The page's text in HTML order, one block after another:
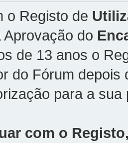
o Registo de
do
de 13 anos o
do Fórum
para a sua
com o